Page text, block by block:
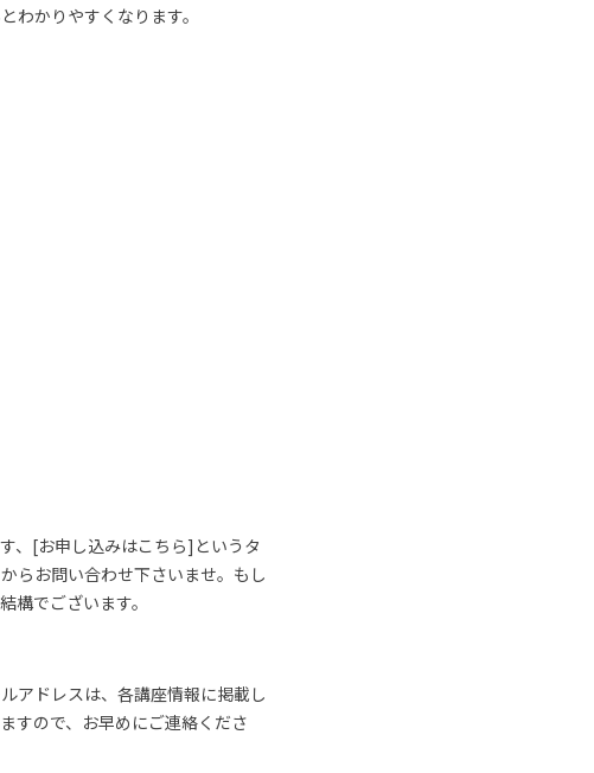
わかりやすくなります。
、[お申し込みはこちら]というタ
らお問い合わせ下さいませ。もし
構でございます。
アドレスは、各講座情報に掲載し
すので、お早めにご連絡くださ